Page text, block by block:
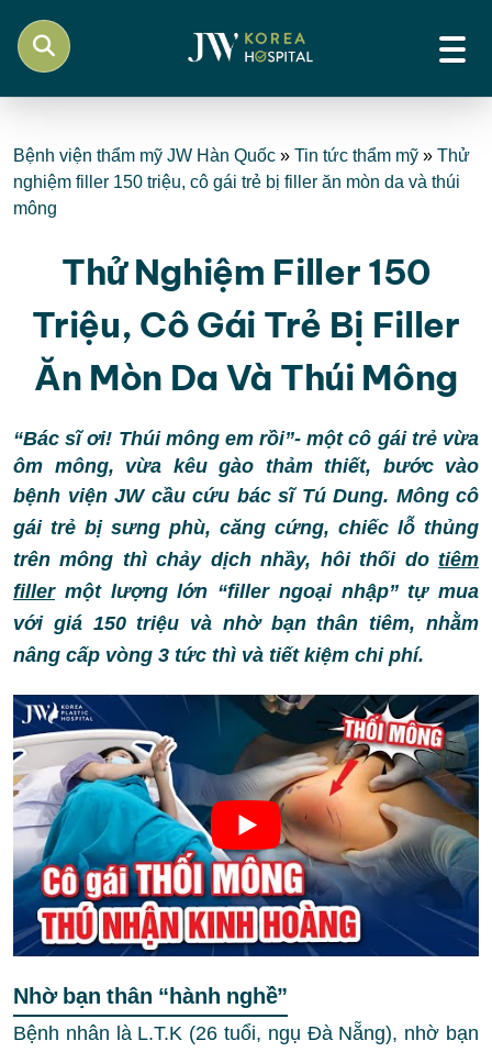
Bệnh viện thẩm mỹ JW Hàn Quốc » Tin tức thẩm mỹ » Thử
nghiệm filler 150 triệu, cô gái trẻ bị filler ăn mòn da và thúi
mông
Thử Nghiệm Filler 150
Triệu, Cô Gái Trẻ Bị Filler
Ăn Mòn Da Và Thúi Mông
“Bác sĩ ơi! Thúi mông em rồi”- một cô gái trẻ vừa
ôm mông, vừa kêu gào thảm thiết, bước vào
bệnh viện JW cầu cứu bác sĩ Tú Dung. Mông cô
gái trẻ bị sưng phù, căng cứng, chiếc lỗ thủng
trên mông thì chảy dịch nhầy, hôi thối do tiêm
fillermột lượng lớn “filler ngoại nhập” tự mua
với giá 150 triệu và nhờ bạn thân tiêm, nhằm
nâng cấp vòng 3 tức thì và tiết kiệm chi phí.
Nhờ bạn thân “hành nghề”
Bệnh nhân là L.T.K (26 tuổi, ngụ Đà Nẵng), nhờ bạn